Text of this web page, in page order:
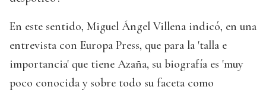
En este sentido, Miguel Ángel Villena indicó, en una
entrevista con Europa Press, que para la 'talla e
importancia' que tiene Azaña, su biografía es 'muy
poco conocida y sobre todo su faceta como